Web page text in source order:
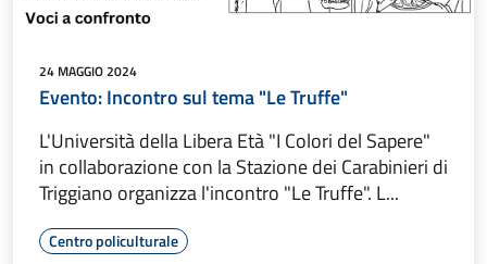
24 MAGGIO 2024
Evento: Incontro sul tema "Le Truffe"
L'Università della Libera Età "I Colori del Sapere"
in collaborazione con la Stazione dei Carabinieri di
Triggiano organizza l'incontro "Le Truffe". L...
Centro policulturale